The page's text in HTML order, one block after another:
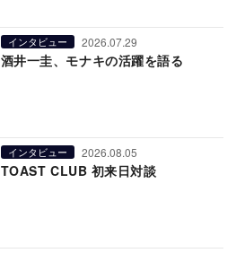
インタビュー 2026.07.29
酒井一圭、モナキの活躍を語る
インタビュー 2026.08.05
TOAST CLUB 初来日対談